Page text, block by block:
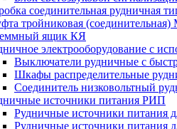
соединительная рудничная
тройниковая
ящик КЯ
электрооборудование с
Выключатели рудничные с
Шкафы распределительные
Соединитель низковольтный
источники питания РИП
Рудничные источники питания
Рудничные источники питания